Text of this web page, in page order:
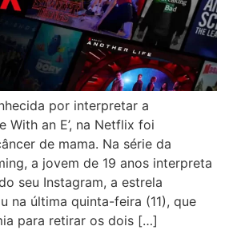
por interpretar a
With an E’, na Netflix foi
de mama. Na série da
a jovem de 19 anos interpreta
seu Instagram, a estrela
na última quinta-feira (11), que
para retirar os dois […]